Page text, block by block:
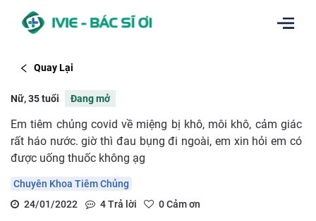
Quay Lại
Nữ, 35 tuổi Đang mở
Em tiêm chủng covid về miệng bị khô, môi khô, cảm giác
rất háo nước. giờ thì đau bụng đi ngoài, em xin hỏi em có
được uống thuốc không ạg
Chuyên Khoa Tiêm Chủng
24/01/2022
4Trả lời 0Cảm ơn